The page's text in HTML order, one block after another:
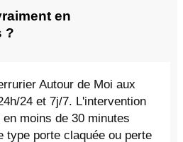
en
?
Autour de Moi aux
24 et 7j/7. L'intervention
moins de 30 minutes
type porte claquée ou perte